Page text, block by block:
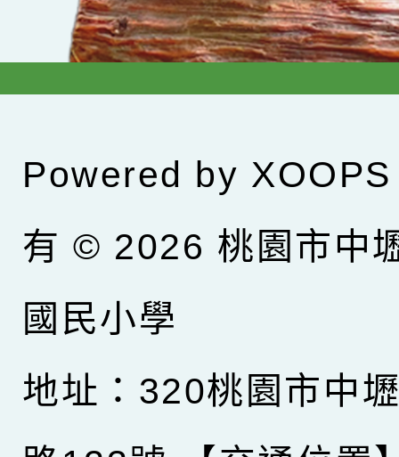
Powered by XOOPS
有 © 2026 桃園市中
國民小學
地址：320桃園市中